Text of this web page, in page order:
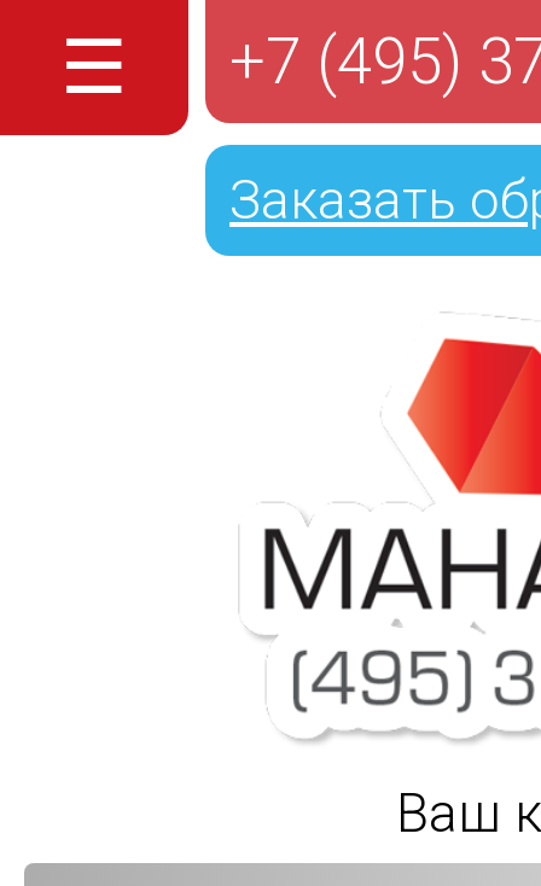
☰ +7 (495)
Заказать
Ваш